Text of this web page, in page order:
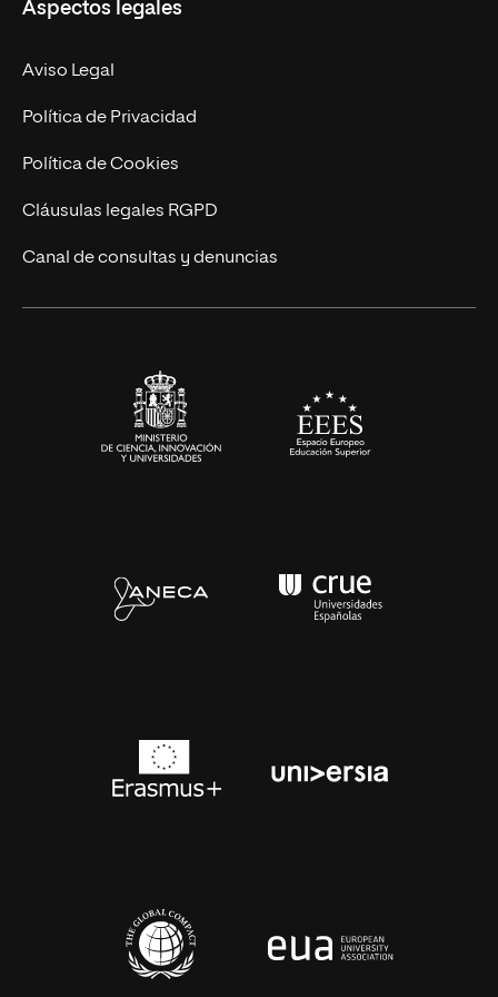
Doctorados
Experto Universitario
Postgrados
Cursos Universitarios
Facultades
Nuestro Equipo
Trabaja en UNIR
Actualidad
UNIR Revista
Eventos
Aspectos legales
Aviso Legal
Política de Privacidad
Política de Cookies
Cláusulas legales RGPD
Canal de consultas y denuncias